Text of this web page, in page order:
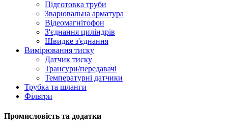
Підготовка труби
Зварювальна арматура
Відеомагнітофон
З'єднання циліндрів
Швидке з'єднання
Вимірювання тиску
Датчик тиску
Трансури/передавачі
Температурні датчики
Трубка та шланги
Фільтри
Промисловість та додатки